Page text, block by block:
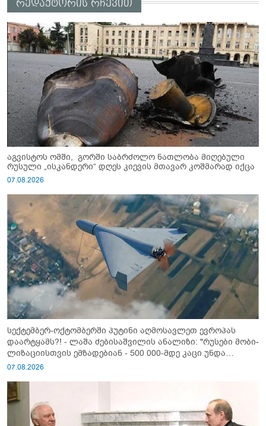
რედაქტორის რჩევით
აგვისტოს ომში, გორში საბრძოლო ნათლობა მიღებული
რუსული „ისკანდერი“ დღეს კიევის მთავარ კოშმარად იქცა
07.08.2026
სექტემბერ-ოქტომბერში პუტინი აღმოსავლეთ ევროპას
დაარტყამს?! - ლაშა ძებისაშვილის ანალიზი: "რუსები მობი­
ლიზაციისთვის ემზადებიან - 500 000-მდე კაცი უნდა
გაიწვიონ ომში"
07.08.2026